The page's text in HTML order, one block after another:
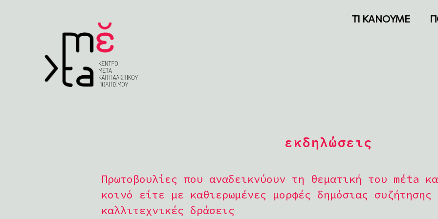
ΤΙ ΚΑΝΟΥΜΕ
εκδηλώσεις
Πρωτοβουλίες που αναδεικνύουν τη θεματική του mέta
κοινό είτε με καθιερωμένες μορφές δημόσιας
καλλιτεχνικές δράσεις